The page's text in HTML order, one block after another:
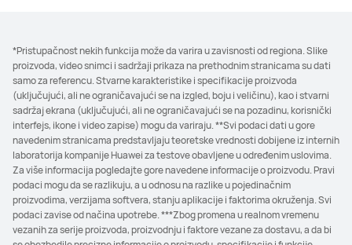
*Pristupačnost nekih funkcija može da varira u zavisnosti od regiona. Slike
proizvoda, video snimci i sadržaji prikaza na prethodnim stranicama su dati
samo za referencu. Stvarne karakteristike i specifikacije proizvoda
(uključujući, ali ne ograničavajući se na izgled, boju i veličinu), kao i stvarni
sadržaj ekrana (uključujući, ali ne ograničavajući se na pozadinu, korisnički
interfejs, ikone i video zapise) mogu da variraju. **Svi podaci dati u gore
navedenim stranicama predstavljaju teoretske vrednosti dobijene iz internih
laboratorija kompanije Huawei za testove obavljene u određenim uslovima.
Za više informacija pogledajte gore navedene informacije o proizvodu. Pravi
podaci mogu da se razlikuju, a u odnosu na razlike u pojedinačnim
proizvodima, verzijama softvera, stanju aplikacije i faktorima okruženja. Svi
podaci zavise od načina upotrebe. ***Zbog promena u realnom vremenu
vezanih za serije proizvoda, proizvodnju i faktore vezane za dostavu, a da bi